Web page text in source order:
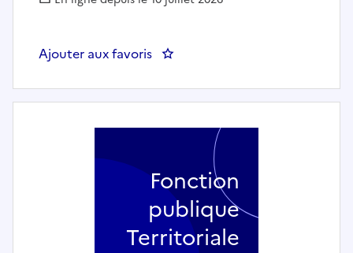
Ajouter aux favoris : Professeur de guitare basse,
Fonction
publique
Territoriale